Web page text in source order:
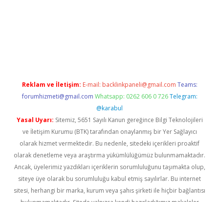
Reklam ve İletişim: E-mail: backlinkpaneli@gmail.com Teams:
forumhizmeti@gmail.com Whatsapp: 0262 606 0 726 Telegram:
@karabul
Yasal Uyarı: Sitemiz, 5651 Sayılı Kanun gereğince Bilgi Teknolojileri
ve İletişim Kurumu (BTK) tarafından onaylanmış bir Yer Sağlayıcı
olarak hizmet vermektedir. Bu nedenle, sitedeki içerikleri proaktif
olarak denetleme veya araştırma yükümlülüğümüz bulunmamaktadır.
Ancak, üyelerimiz yazdıkları içeriklerin sorumluluğunu taşımakta olup,
siteye üye olarak bu sorumluluğu kabul etmiş sayılırlar. Bu internet
sitesi, herhangi bir marka, kurum veya şahıs şirketi ile hiçbir bağlantısı